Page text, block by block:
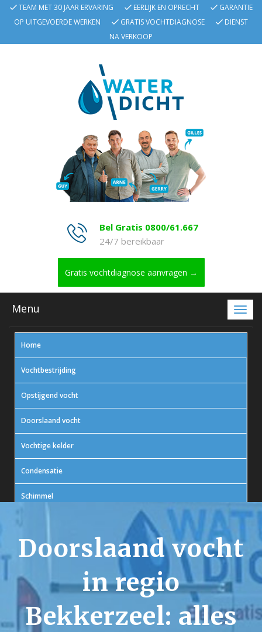
TEAM MET 30 JAAR ERVARING EERLIJK EN OPRECHT
GARANTIE
OP UITGEVOERDE WERKEN
GRATIS VOCHTDIAGNOSE
DIENST
NA VERKOOP
Bel Gratis 0800/61.667
24/7 bereikbaar
Gratis vochtdiagnose aanvragen →
Menu
Home
Vochtbestrijding
Opstijgend vocht
Doorslaand vocht
Vochtige kelder
Condensatie
Schimmel
Contact
Doorslaand vocht
in regio
Bekkerzeel: alles